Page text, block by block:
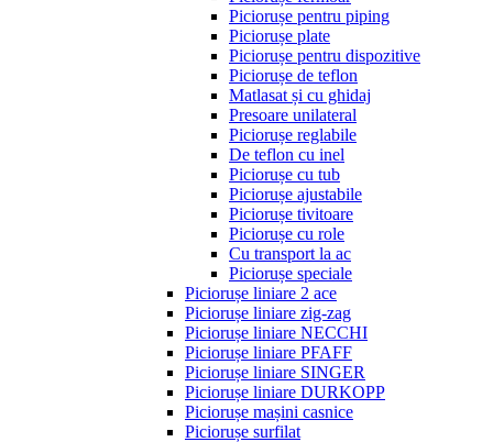
Piciorușe pentru piping
Piciorușe plate
Piciorușe pentru dispozitive
Piciorușe de teflon
Matlasat și cu ghidaj
Presoare unilateral
Piciorușe reglabile
De teflon cu inel
Piciorușe cu tub
Piciorușe ajustabile
Piciorușe tivitoare
Piciorușe cu role
Cu transport la ac
Piciorușe speciale
Piciorușe liniare 2 ace
Piciorușe liniare zig-zag
Piciorușe liniare NECCHI
Piciorușe liniare PFAFF
Piciorușe liniare SINGER
Piciorușe liniare DURKOPP
Piciorușe mașini casnice
Piciorușe surfilat